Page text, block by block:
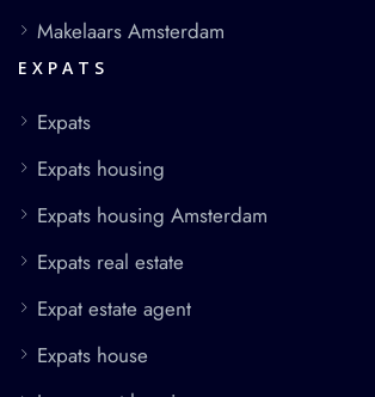
Makelaars Amsterdam
EXPATS
Expats
Expats housing
Expats housing Amsterdam
Expats real estate
Expat estate agent
Expats house